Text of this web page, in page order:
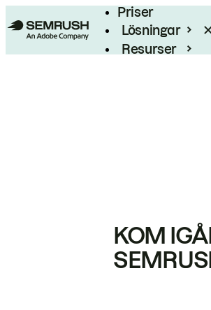
Priser
Lösningar
Resurser
KOM